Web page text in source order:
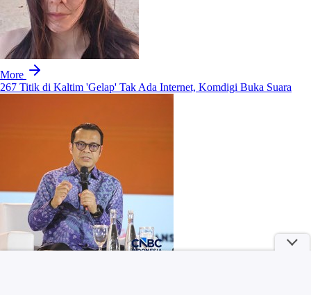
More
267 Titik di Kaltim 'Gelap' Tak Ada Internet, Komdigi Buka Suara